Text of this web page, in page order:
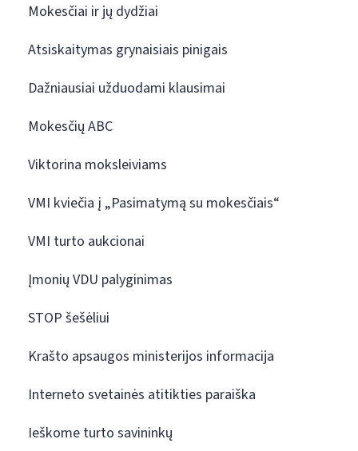
Mokesčiai ir jų dydžiai
Atsiskaitymas grynaisiais pinigais
Dažniausiai užduodami klausimai
Mokesčių ABC
Viktorina moksleiviams
VMI kviečia į „Pasimatymą su mokesčiais“
VMI turto aukcionai
Įmonių VDU palyginimas
STOP šešėliui
Krašto apsaugos ministerijos informacija
Interneto svetainės atitikties paraiška
Ieškome turto savininkų